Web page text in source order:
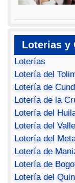
Loterias y
Loterías
Lotería del
Lotería de
Lotería de la
Lotería del
Lotería del Valle
Lotería del
Lotería de
Lotería de
Lotería del